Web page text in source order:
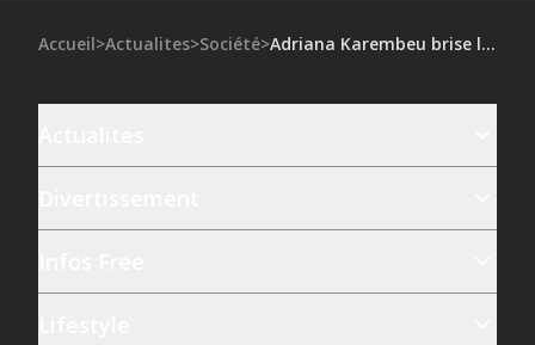
Accueil>Actualites>Société> Adriana Karembeu brise le silence et accuse le père de sa fille de violences